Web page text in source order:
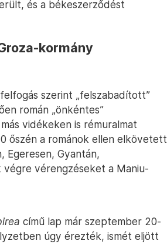
és a békeszerződést
kormány
szerint „felszabadított”
román „önkéntes”
vidékeken is rémuralmat
őszén a románok ellen elkövetett
Egeresen, Gyantán,
vérengzéseket a Maniu-
című lap már szeptember 20-
úgy érezték, ismét eljött